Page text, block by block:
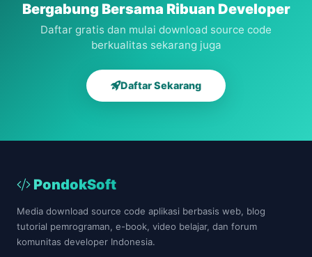
Bergabung Bersama Ribuan Developer
Daftar gratis dan mulai download source code
berkualitas sekarang juga
Daftar Sekarang
PondokSoft
Media download source code aplikasi berbasis web, blog
tutorial pemrograman, e-book, video belajar, dan forum
komunitas developer Indonesia.